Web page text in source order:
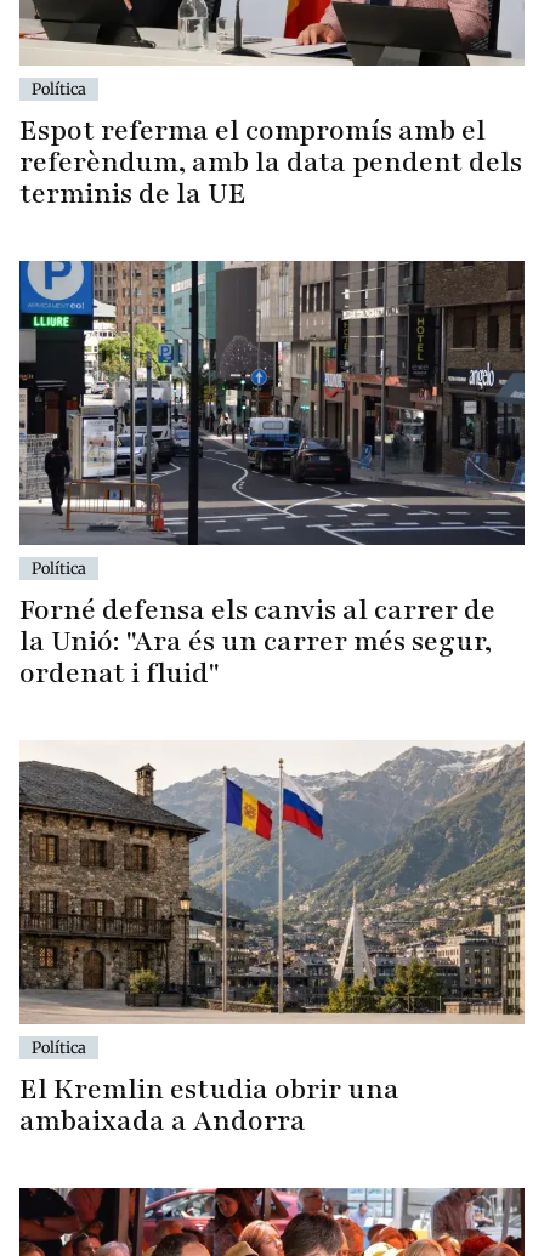
Política
Espot referma el compromís amb el
referèndum, amb la data pendent dels
terminis de la UE
Política
Forné defensa els canvis al carrer de
la Unió: "Ara és un carrer més segur,
ordenat i fluid"
Política
El Kremlin estudia obrir una
ambaixada a Andorra